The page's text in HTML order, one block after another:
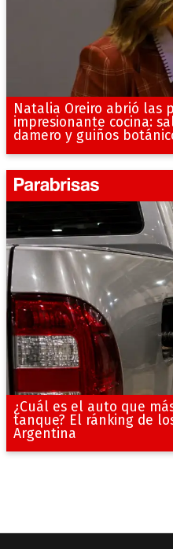
Natalia Oreiro abrió las
impresionante cocina:
damero y guiños
¿Cuál es el auto que
tanque? El ránking de
Argentina